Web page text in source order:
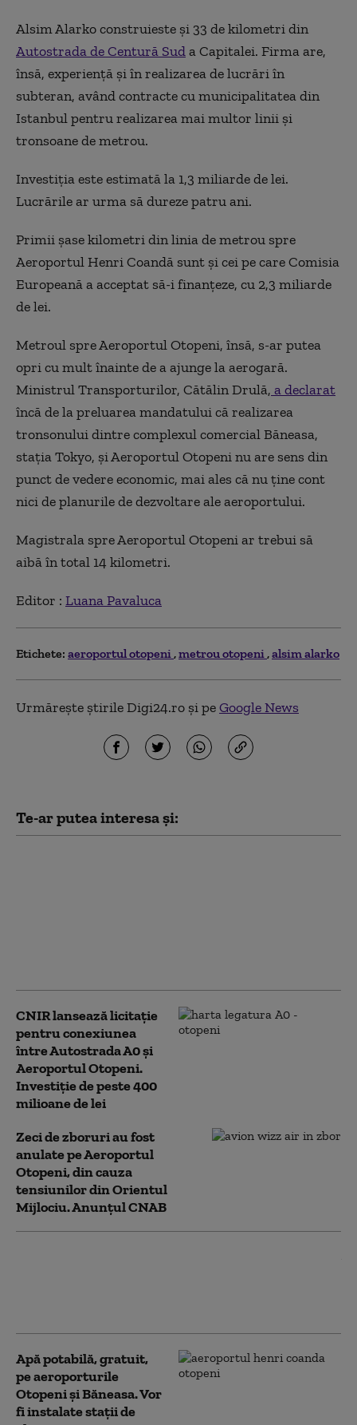
Alsim Alarkoconstruieste și 33 de kilometri din
Autostrada de Centură Suda Capitalei. Firma are,
însă, experiență și în realizarea de lucrări în
subteran, având contracte cu municipalitatea din
Istanbul pentru realizarea mai multor linii și
tronsoane de metrou.
Investiția este estimată la 1,3 miliarde de lei.
Lucrările ar urma să dureze patru ani.
Primii șase kilometri din linia de metrou spre
Aeroportul Henri Coandă sunt și cei pe care Comisia
Europeană a acceptat să-i finanțeze, cu 2,3 miliarde
de lei.
Metroul spre Aeroportul Otopeni, însă, s-ar putea
opri cu mult înainte de a ajunge la aerogară.
Ministrul Transporturilor, Cătălin Drulă, a declarat
încă de la preluarea mandatului că realizarea
tronsonului dintre complexul comercial Băneasa,
stația Tokyo, și Aeroportul Otopeni nu are sens din
punct de vedere economic, mai ales că nu ține cont
nici de planurile de dezvoltare ale aeroportului.
Magistrala spre Aeroportul Otopeni ar trebui să
aibă în total 14 kilometri.
Editor : Luana Pavaluca
Etichete: aeroportul otopeni metrou otopeni alsim alarko
Urmărește știrile Digi24.ro și peGoogle News
Te-ar putea interesa și:
CNIR lansează licitaţie
pentru conexiunea
între Autostrada A0 şi
Aeroportul Otopeni.
Investiţie de peste 400
milioane de lei
Zeci de zboruri au fost
anulate pe Aeroportul
Otopeni, din cauza
tensiunilor din Orientul
Mijlociu. Anunțul CNAB
Apă potabilă, gratuit,
pe aeroporturile
Otopeni și Băneasa. Vor
fi instalate stații de